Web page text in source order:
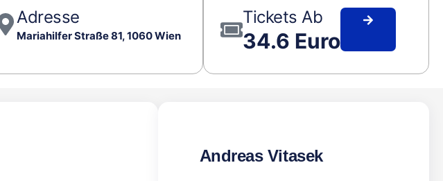
Adresse
Mariahilfer Straße 81, 1060 Wien
Tickets Ab
34.6 Euro
Andreas Vitasek